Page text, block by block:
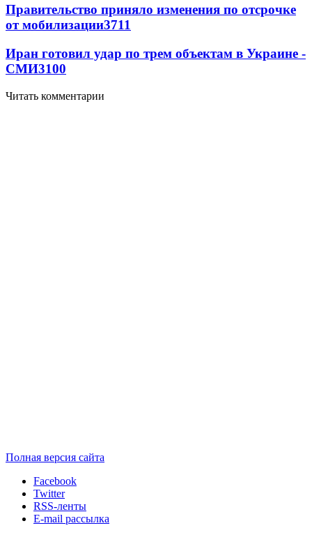
Правительство приняло изменения по отсрочке
от мобилизации3711
Иран готовил удар по трем объектам в Украине -
СМИ3100
Читать комментарии
Полная версия сайта
Facebook
Twitter
RSS-ленты
E-mail рассылка